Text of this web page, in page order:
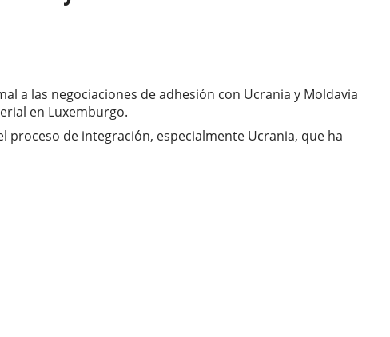
a las negociaciones de adhesión con Ucrania y Moldavia
en Luxemburgo.
proceso de integración, especialmente Ucrania, que ha